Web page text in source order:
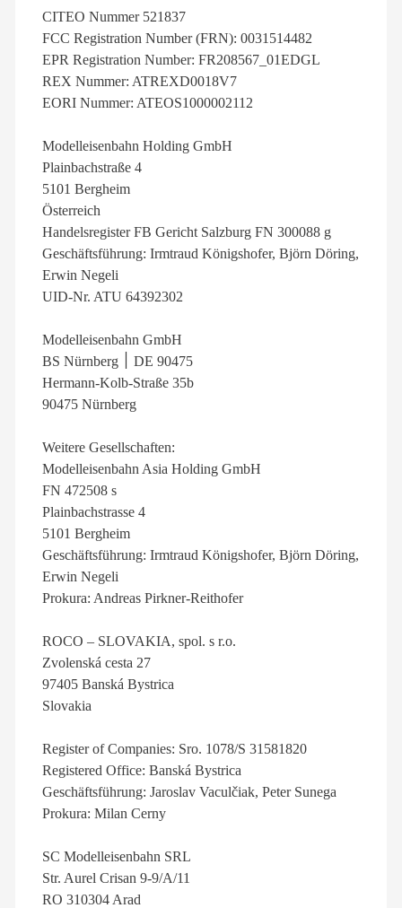
CITEO Nummer 521837
FCC Registration Number (FRN): 0031514482
EPR Registration Number: FR208567_01EDGL
REX Nummer: ATREXD0018V7
EORI Nummer: ATEOS1000002112
Modelleisenbahn Holding GmbH
Plainbachstraße 4
5101 Bergheim
Österreich
Handelsregister FB Gericht Salzburg FN 300088 g
Geschäftsführung: Irmtraud Königshofer, Björn Döring,
Erwin Negeli
UID-Nr. ATU 64392302
Modelleisenbahn GmbH
BS Nürnberg ׀ DE 90475
Hermann-Kolb-Straße 35b
90475 Nürnberg
Weitere Gesellschaften:
Modelleisenbahn Asia Holding GmbH
FN 472508 s
Plainbachstrasse 4
5101 Bergheim
Geschäftsführung: Irmtraud Königshofer, Björn Döring,
Erwin Negeli
Prokura: Andreas Pirkner-Reithofer
ROCO – SLOVAKIA, spol. s r.o.
Zvolenská cesta 27
97405 Banská Bystrica
Slovakia
Register of Companies: Sro. 1078/S 31581820
Registered Office: Banská Bystrica
Geschäftsführung: Jaroslav Vaculčiak, Peter Sunega
Prokura: Milan Cerny
SC Modelleisenbahn SRL
Str. Aurel Crisan 9-9/A/11
RO 310304 Arad